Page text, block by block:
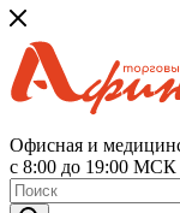
Офисная и
с 8:00 до 19:00 МСК